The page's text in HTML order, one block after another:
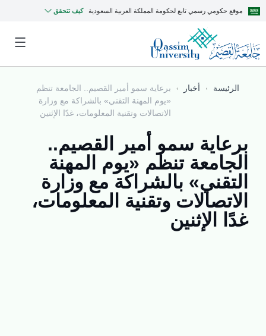
موقع حكومي رسمي تابع لحكومة المملكة العربية السعودية كيف تتحقق
الرئيسة أخبار
برعاية سمو أمير القصيم.. الجامعة تنظم
«يوم المهنة التقني» بالشراكة مع وزارة
الاتصالات وتقنية المعلومات، غدًا الإثنين
برعاية سمو أمير القصيم..
الجامعة تنظم «يوم المهنة
التقني» بالشراكة مع وزارة
الاتصالات وتقنية المعلومات،
غدًا الإثنين